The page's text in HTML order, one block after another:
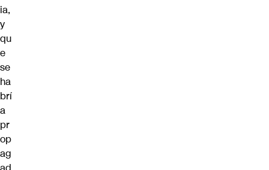
ia,
y
qu
e
se
ha
brí
a
pr
op
ag